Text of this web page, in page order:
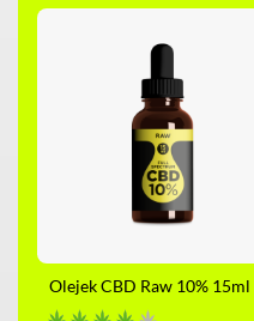
Olejek CBD Raw 10% 15ml